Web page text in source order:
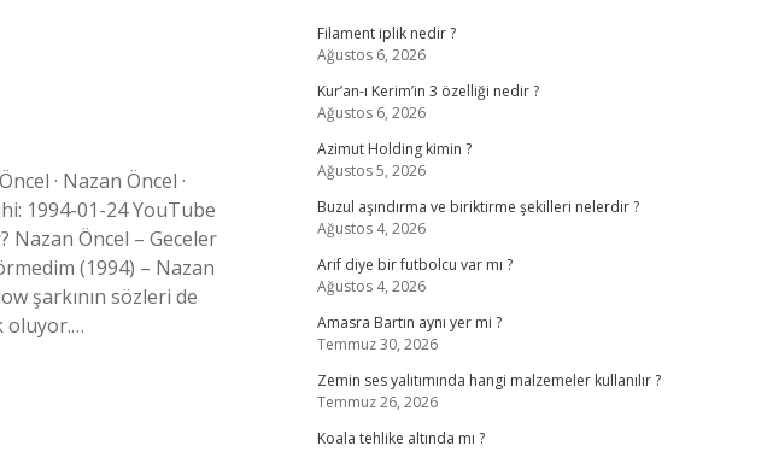
· Nazan Öncel ·
1994-01-24 YouTube
Nazan Öncel – Geceler
(1994) – Nazan
şarkının sözleri de
oluyor.…
Filament iplik nedir ?
Ağustos 6, 2026
Kur’an-ı Kerim’in 3 özelliği nedir ?
Ağustos 6, 2026
Azimut Holding kimin ?
Ağustos 5, 2026
Buzul aşındırma ve biriktirme şekilleri nelerdir ?
Ağustos 4, 2026
Arif diye bir futbolcu var mı ?
Ağustos 4, 2026
Amasra Bartın aynı yer mi ?
Temmuz 30, 2026
Zemin ses yalıtımında hangi malzemeler kullanılır ?
Temmuz 26, 2026
Koala tehlike altında mı ?